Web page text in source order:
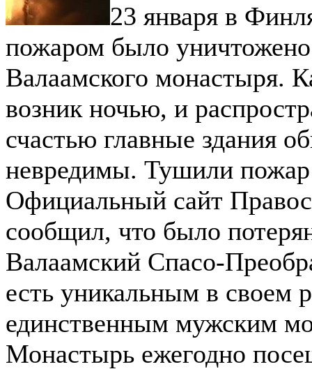
23 января в
пожаром было
Валаамского монастыря.
возник ночью, и
счастью главные здания
невредимы. Тушили пожар
Официальный сайт
сообщил, что было
Валаамский Спасо-
есть уникальным в своем
единственным мужским
Монастырь ежегодно